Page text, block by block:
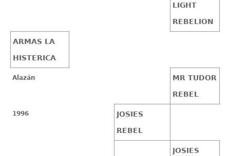
LIGHT
REBELION
ARMAS LA
HISTERICA
Alazán
MR TUDOR
REBEL
1996
JOSIES
REBEL
JOSIES